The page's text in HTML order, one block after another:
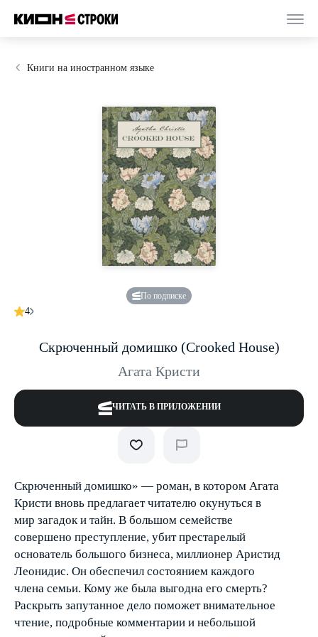
Книги на иностранном языке
По подписке
4
Скрюченный домишко (Crooked House)
Агата Кристи
ЧИТАТЬ В ПРИЛОЖЕНИИ
Скрюченный домишко» — роман, в котором Агата
Кристи вновь предлагает читателю окунуться в
мир загадок и тайн. В большом семействе
совершено преступление, убит престарелый
основатель большого бизнеса, миллионер Аристид
Леонидис. Он обеспечил состоянием каждого
члена семьи. Кому же была выгодна его смерть?
Раскрыть запутанное дело поможет внимательное
чтение, подробные комментарии и небольшой